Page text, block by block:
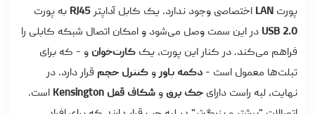
پورت LAN اختصاصی وجود ندارد. یک کابل آداپترRJ45 به پورت
USB 2.0 در این سمت وصل می‌شود و امکان اتصال شبکه کابلی را
فراهم می‌کند. در کنار این پورت، یک کارت‌خوان و - که برای
تبلت‌ها معمول است - دکمه پاورو کنترل حجم قرار دارد. در
نهایت، لبه راست دارای جک برق و شکاف قفل Kensington
است.